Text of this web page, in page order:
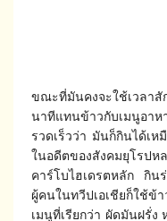
ขณะที่มันคงจะใช้เวลา
นาทีแทนข้าวกับเมนูอ
รวดเร็วว่า มันก็กินได้เห
ในอดีตของสังคมยุโร
คาร์โบไฮเดรตหลัก กิน
ผู้คนในทวีปเอเชียก็ใช้ข้
เมนูที่เรียกว่า ผัดมันฝรั่ง